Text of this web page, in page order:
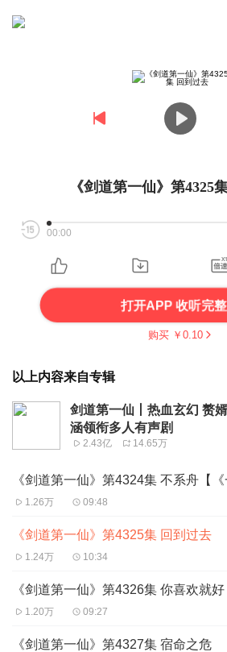
《剑道第一仙》第4325
00:00
打开APP 收听完
购买 ￥ 0.10
以上内容来自专辑
剑道第一仙丨热血玄幻 赘
涵领衔多人有声剧
2.43亿 14.65万
1.26万 09:48
《剑道第一仙》第4325集 回到过去
1.24万 10:34
《剑道第一仙》第4326集 你喜欢就好
1.20万 09:27
《剑道第一仙》第4327集 宿命之危